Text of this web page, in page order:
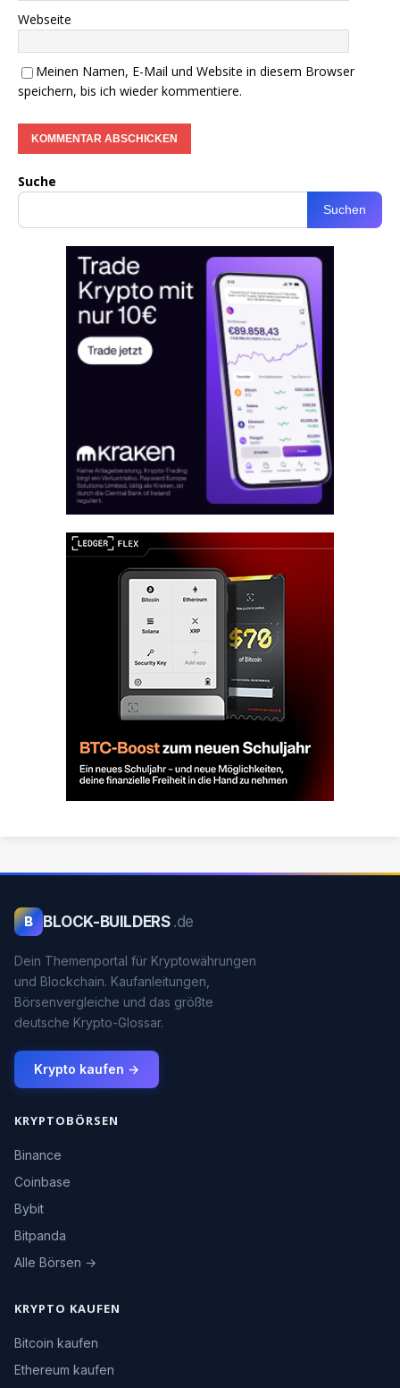
Webseite
Meinen Namen, E-Mail und Website in diesem Browser
speichern, bis ich wieder kommentiere.
Suche
Suchen
B BLOCK-BUILDERS .de
Dein Themenportal für Kryptowährungen
und Blockchain. Kaufanleitungen,
Börsenvergleiche und das größte
deutsche Krypto-Glossar.
Krypto kaufen →
KRYPTOBÖRSEN
Binance
Coinbase
Bybit
Bitpanda
Alle Börsen →
KRYPTO KAUFEN
Bitcoin kaufen
Ethereum kaufen